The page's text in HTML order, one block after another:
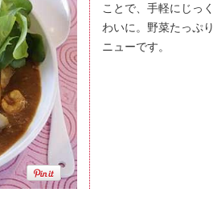
ことで、手軽にじっ
わいに。野菜たっぷ
ニューです。